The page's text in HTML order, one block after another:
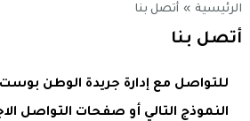
الرئيسية » أتصل بنا
أتصل بنا
للتواصل مع إدارة جريدة الوطن
النموذج التالي أو صفحات التواصل